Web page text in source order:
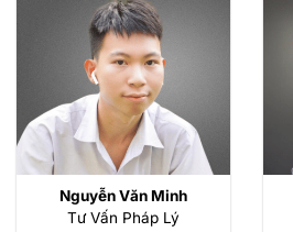
Nguyễn Văn Minh
Tư Vấn Pháp Lý